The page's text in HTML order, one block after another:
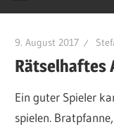
9. August 2017
Rätselhaftes
Ein guter Spieler
spielen.